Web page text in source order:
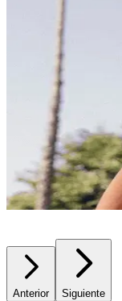
Anterior Siguiente